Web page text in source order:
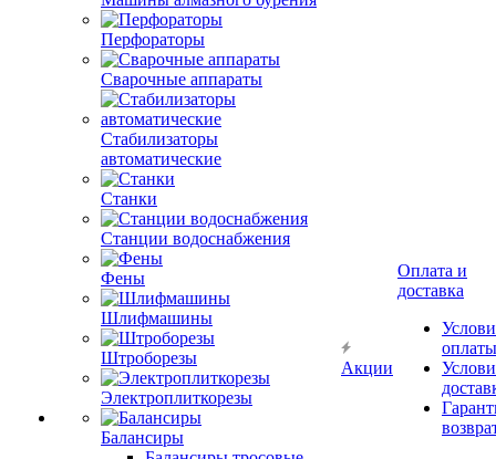
Перфораторы
Сварочные аппараты
Стабилизаторы
автоматические
Станки
Станции водоснабжения
Фены
Шлифмашины
Штроборезы
Электроплиткорезы
Балансиры
Акции
Оплата и
доставка
оплаты